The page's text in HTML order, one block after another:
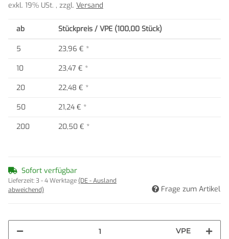
exkl. 19% USt. , zzgl. Versand
ab Stückpreis / VPE (100,00 Stück)
5 23,96 € *
10
23,47 € *
20
22,48 € *
50
21,24 € *
200
20,50 € *
Sofort verfügbar
Lieferzeit:3 - 4 Werktage (DE - Ausland
abweichend)
Frage zum Artikel
VPE